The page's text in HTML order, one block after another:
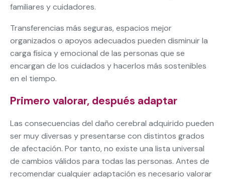
familiares y cuidadores.
Transferencias más seguras, espacios mejor
organizados o apoyos adecuados pueden disminuir la
carga física y emocional de las personas que se
encargan de los cuidados y hacerlos más sostenibles
en el tiempo.
Primero valorar, después adaptar
Las consecuencias del daño cerebral adquirido pueden
ser muy diversas y presentarse con distintos grados
de afectación. Por tanto, no existe una lista universal
de cambios válidos para todas las personas. Antes de
recomendar cualquier adaptación es necesario valorar